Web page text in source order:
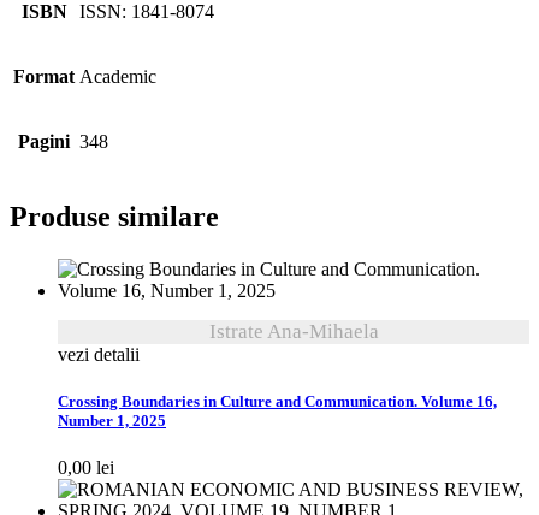
ISBN ISSN: 1841-8074
Format Academic
Pagini 348
Produse similare
Istrate Ana-Mihaela
vezi detalii
Crossing Boundaries in Culture and Communication. Volume 16,
Number 1, 2025
0,00 lei